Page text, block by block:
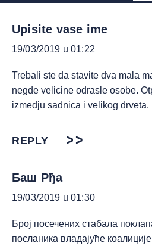
Upisite vase ime
19/03/2019 u 01:22
Trebali ste da stavite dva mala
negde velicine odrasle osobe.
izmedju sadnica i velikog drveta.
REPLY
Баш Рђа
19/03/2019 u 01:30
Број посечених стабала
посланика владајуће